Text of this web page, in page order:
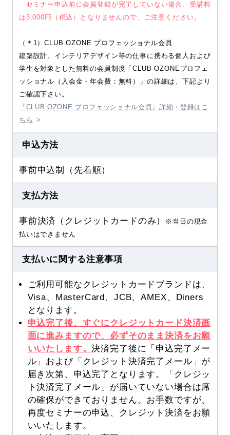
セミナー申込前に会員登録が完了していない場合、受講料
は3,000円（税込）となりませんので、ご注意ください。
（＊1）CLUB OZONE プロフェッショナル会員
建築設計、インテリアデザイン等の仕事に携わる個人および
学生を対象とした無料の会員制度「CLUB OZONEプロフェ
ッショナル（入会金・年会費：無料）」の詳細は、下記より
ご確認下さい。
『CLUB OZONE プロフェッショナル会員』詳細・登録はこ
ちら
申込方法
事前申込制（先着順）
支払方法
事前決済（クレジットカードのみ）
※当日の現金
払いはできません
支払いに関する注意事項
ご利用可能なクレジットカードブランドは、
Visa、MasterCard、JCB、AMEX、Diners
となります。
申込完了後、すぐにクレジットカード決済画
面に進みますので、必ずそのまま決済をお願
いいたします。決済完了後に「申込完了メー
ル」および「クレジット決済完了メール」が
届き次第、申込完了となります。「クレジッ
ト決済完了メール」が届いていない場合は席
の確保ができておりません。お手数ですが、
再度セミナーの申込、クレジット決済をお願
いいたします。